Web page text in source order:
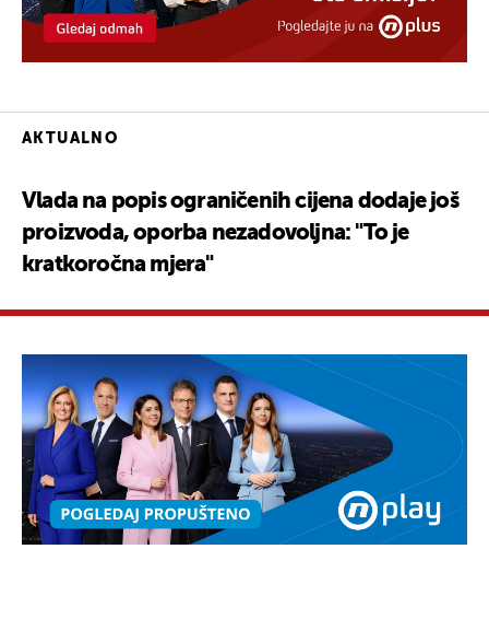
AKTUALNO
Vlada na popis ograničenih cijena dodaje još
proizvoda, oporba nezadovoljna: "To je
kratkoročna mjera"